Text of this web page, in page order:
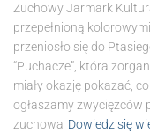
Zuchowy Jarmark
przepełnioną
przeniosło się do
“Puchacze”, która
miały okazję pokazać,
ogłaszamy zwycięzców
zuchowa Dowiedz się